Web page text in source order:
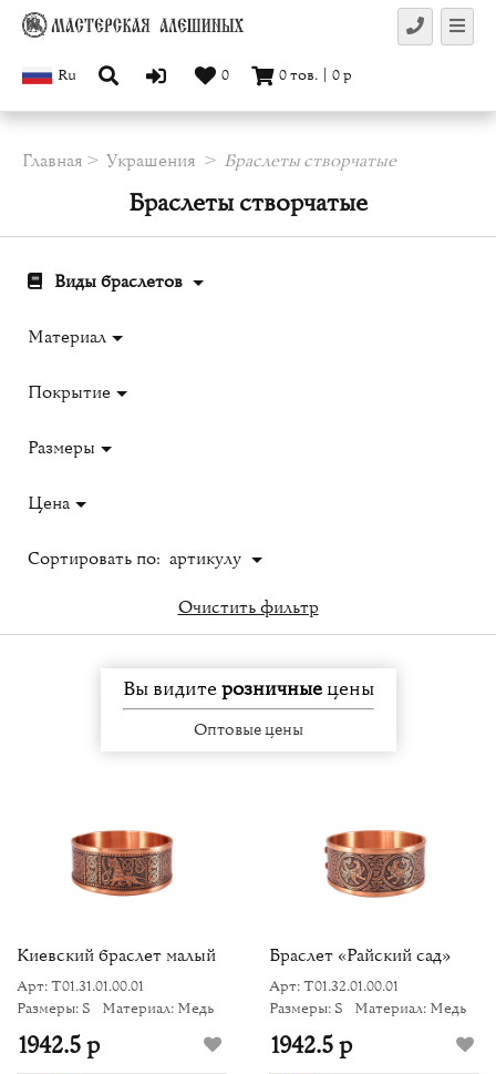
Ru 0 0тов. 0р
Главная Украшения Браслеты створчатые
Браслеты створчатые
Виды браслетов
Материал
Покрытие
Размеры
Цена
Сортировать по: артикулу
Очистить фильтр
Вы видитерозничныецены
Оптовые цены
Киевский браслет малый
Арт: Т01.31.01.00.01
Размеры: S
Материал: Медь
1942.5 р
Браслет «Райский сад»
Арт: Т01.32.01.00.01
Размеры: S
Материал: Медь
1942.5 р